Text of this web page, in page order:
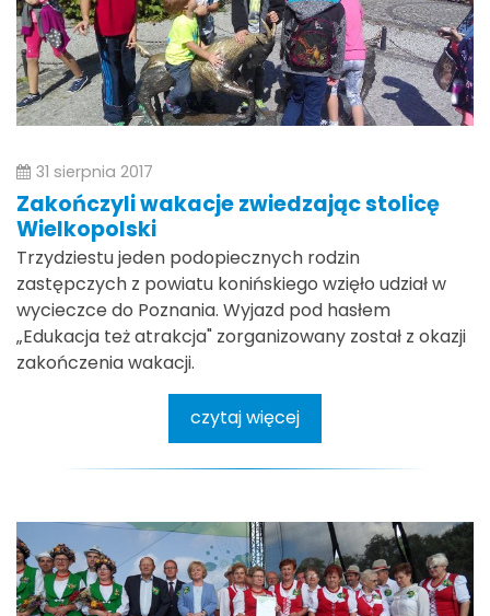
31 sierpnia 2017
Zakończyli wakacje zwiedzając stolicę
Wielkopolski
Trzydziestu jeden podopiecznych rodzin
zastępczych z powiatu konińskiego wzięło udział w
wycieczce do Poznania. Wyjazd pod hasłem
„Edukacja też atrakcja" zorganizowany został z okazji
zakończenia wakacji.
czytaj więcej